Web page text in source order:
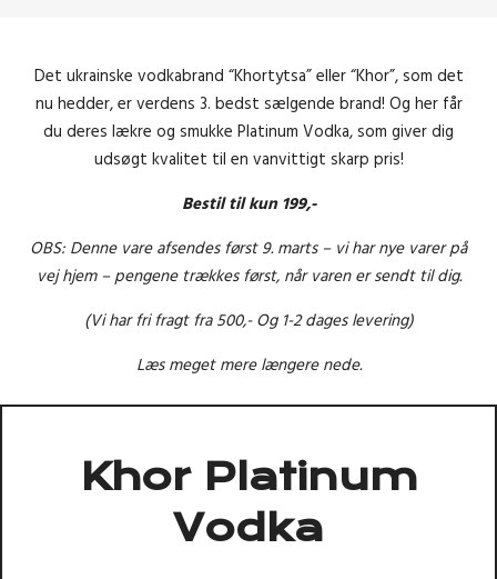
antal
Det ukrainske vodkabrand “Khortytsa” eller “Khor”, som det
nu hedder, er verdens 3. bedst sælgende brand! Og her får
du deres lækre og smukke Platinum Vodka, som giver dig
udsøgt kvalitet til en vanvittigt skarp pris!
Bestil til kun 199,-
OBS: Denne vare afsendes først 9. marts – vi har nye varer på
vej hjem – pengene trækkes først, når varen er sendt til dig.
(Vi har fri fragt fra 500,- Og 1-2 dages levering)
Læs meget mere længere nede.
Khor Platinum
Vodka